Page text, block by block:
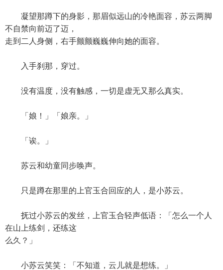
凝望那蹲下的身影，那眉似远山的冷艳面容，苏云两脚
不自禁向前迈了迈，
走到二人身侧，右手颤颤巍巍伸向她的面容。
入手刹那，穿过。
没有温度，没有触感，一切是虚无又那么真实。
「娘！」「娘亲。」
「诶。」
苏云和幼童同步唤声。
只是蹲在那里的上官玉合回应的人，是小苏云。
抚过小苏云的发丝，上官玉合轻声低语：「怎么一个人
在山上练剑，还练这
么久？」
小苏云笑笑：「不知道，云儿就是想练。」